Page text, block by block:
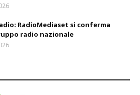
RadioMediaset si conferma
radio nazionale